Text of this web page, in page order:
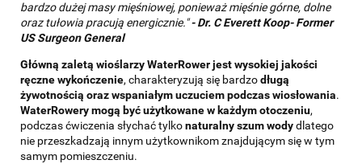
bardzo dużej masy mięśniowej, ponieważ mięśnie górne, dolne
oraz tułowia pracują energicznie."-Dr. C Everett Koop- Former
US Surgeon General
Główną zaletą wioślarzy WaterRower jest wysokiej jakości
ręczne wykończenie, charakteryzują się bardzodługą
żywotnością oraz wspaniałym uczuciem podczas wiosłowania.
WaterRowery mogą być użytkowane w każdym otoczeniu,
podczas ćwiczenia słychać tylkonaturalny szum wodydlatego
nie przeszkadzają innym użytkownikom znajdującym się w tym
samym pomieszczeniu.